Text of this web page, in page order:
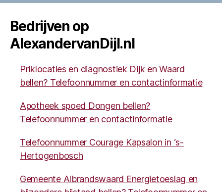
Bedrijven op
AlexandervanDijl.nl
Priklocaties en diagnostiek Dijk en Waard
bellen? Telefoonnummer en contactinformatie
Apotheek spoed Dongen bellen?
Telefoonnummer en contactinformatie
Telefoonnummer Courage Kapsalon in ‘s-
Hertogenbosch
Gemeente Albrandswaard Energietoeslag en